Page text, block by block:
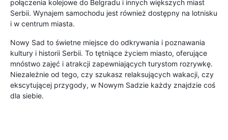
połączenia kolejowe do Belgradu i innych większych miast
Serbii. Wynajem samochodu jest również dostępny na lotnisku
i w centrum miasta.
Nowy Sad to świetne miejsce do odkrywania i poznawania
kultury i historii Serbii. To tętniące życiem miasto, oferujące
mnóstwo zajęć i atrakcji zapewniających turystom rozrywkę.
Niezależnie od tego, czy szukasz relaksujących wakacji, czy
ekscytującej przygody, w Nowym Sadzie każdy znajdzie coś
dla siebie.